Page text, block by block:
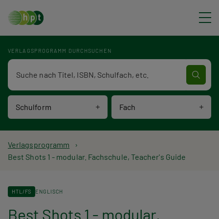
VERLAGSPROGRAMM DURCHSUCHEN
Schulform Fach
Verlagsprogramm Volltextsuche
P
a
d
Verlagsprogramm
Best Shots 1 - modular. Fachschule, Teacher's Guide
HTL/FS ENGLISCH
Best Shots 1 - modular.